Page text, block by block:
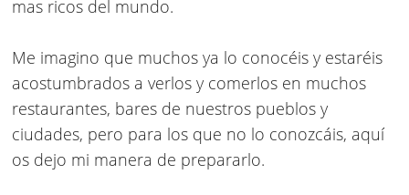
mas ricos del mundo.
Me imagino que muchos ya lo conocéis y estaréis
acostumbrados a verlos y comerlos en muchos
restaurantes, bares de nuestros pueblos y
ciudades, pero para los que no lo conozcáis, aquí
os dejo mi manera de prepararlo.